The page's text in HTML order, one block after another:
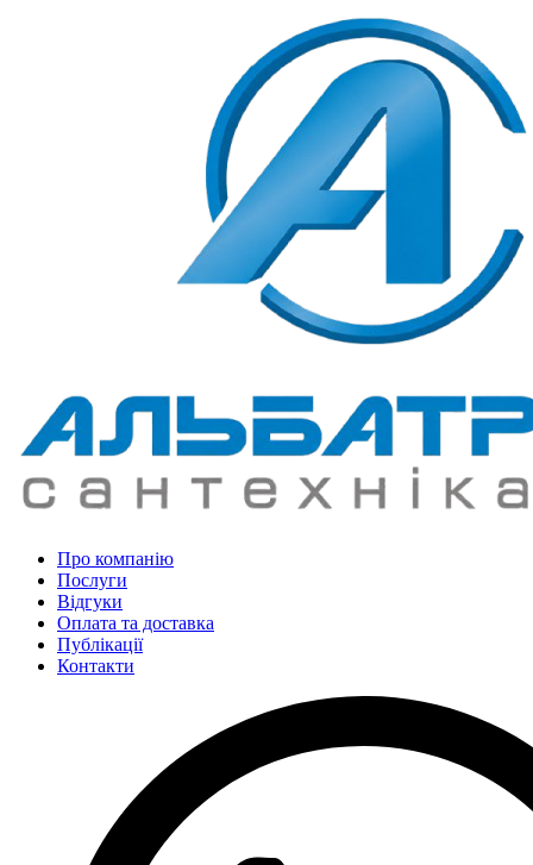
Про компанію
Послуги
Відгуки
Оплата та доставка
Публікації
Контакти